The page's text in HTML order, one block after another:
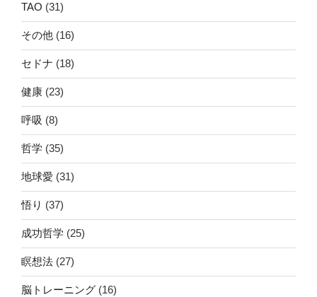
TAO (31)
その他 (16)
セドナ (18)
健康 (23)
呼吸 (8)
哲学 (35)
地球愛 (31)
悟り (37)
成功哲学 (25)
瞑想法 (27)
脳トレーニング (16)